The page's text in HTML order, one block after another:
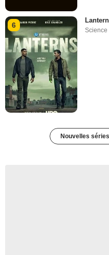
6
Science
Nouvelles